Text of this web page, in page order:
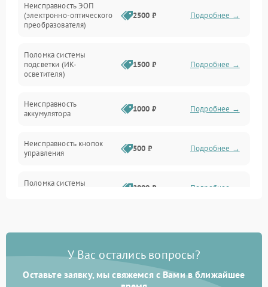
Неисправность управления
Оптика
Неисправность ЭОП
(электронно-оптического
преобразователя)
2500 ₽ Подробнее →
Поломка системы
подсветки (ИК-
осветителя)
1500 ₽ Подробнее →
Неисправность
аккумулятора
1000 ₽ Подробнее →
Неисправность кнопок
управления
500 ₽ Подробнее →
Поломка системы
2000 ₽ Подробнее →
защиты от перегрузок
Неисправность системы
автоматического
отключения
1000 ₽ Подробнее →
У Вас остались вопросы?
Оставьте заявку, мы свяжемся с Вами в ближайшее